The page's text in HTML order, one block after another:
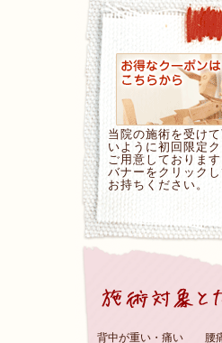
当院の施術を受け
いように初回限定
ご用意しております
バナーをクリック
お持ちください。
背中が重い・痛い 腰